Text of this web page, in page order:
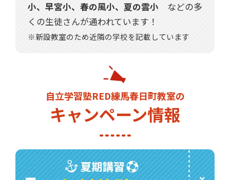
小、早宮小、春の風小、夏の雲小 などの多
くの生徒さんが通われています！
※新設教室のため近隣の学校を記載しています
自立学習塾RED練馬春日町教室の
キャンペーン情報